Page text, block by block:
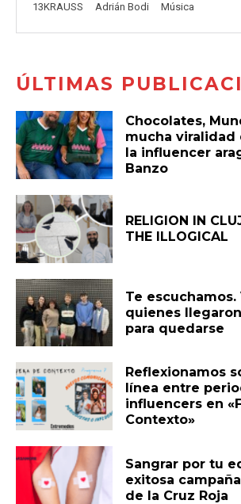
13KRAUSS Adrián Bodi Música
ÚLTIMAS
Chocolates,
mucha viralidad
la influencer
Banzo
RELIGION IN
THE ILLOGICAL
Te escuchamos.
quienes
para quedarse
Reflexionamos
línea entre
influencers en
Contexto»
Sangrar por tu
exitosa
de la Cruz Roja